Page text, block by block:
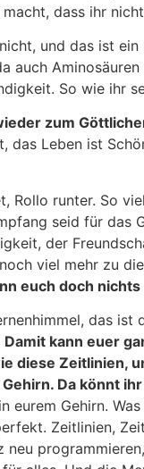
dass ihr
und das ist
auch
So wie ihr
zum
das Leben ist
Rollo runter. So
seid für das
der
viel mehr zu
euch doch
das
Damit kann euer
diese Zeitlinien,
Da könnt
eurem Gehirn.
Zeitlinien,